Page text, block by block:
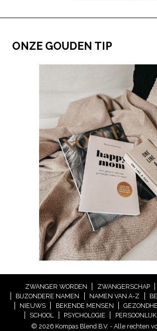
ONZE GOUDEN TIP
ZWANGER WORDEN ZWANGERSCHAP
BIJZONDERE NAMEN
NAMEN VAN A-Z
NIEUWS
BEKENDE MENSEN
SCHOOL
PSYCHOLOGIE
© 2026 Kompas Blend B.V. - Alle rechten